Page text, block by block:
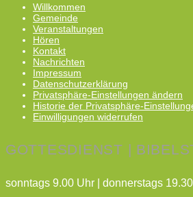
Willkommen
Gemeinde
Veranstaltungen
Hören
Kontakt
Nachrichten
Impressum
Datenschutzerklärung
Privatsphäre-Einstellungen ändern
Historie der Privatsphäre-
Einwilligungen widerrufen
GOTTESDIENST |
sonntags 9.00 Uhr | donnerstags